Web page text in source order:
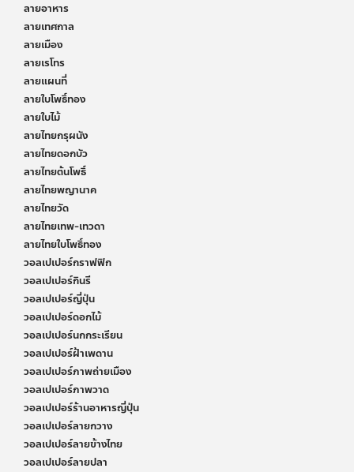
ลายอาหาร
ลายเทศกาล
ลายเมือง
ลายเรโทร
ลายแผนที่
ลายใบโพธิ์ทอง
ลายใบไม้
ลายไทยกรุผนัง
ลายไทยดอกบัว
ลายไทยต้นโพธิ์
ลายไทยพญานาค
ลายไทยวัด
ลายไทยเทพ-เทวดา
ลายไทยใบโพธิ์ทอง
วอลเปเปอร์กราฟฟิก
วอลเปเปอร์กินรี
วอลเปเปอร์ญี่ปุ่น
วอลเปเปอร์ดอกไม้
วอลเปเปอร์นกกระเรียน
วอลเปเปอร์ฝ้าเพดาน
วอลเปเปอร์ภาพถ่ายเมือง
วอลเปเปอร์ภาพวาด
วอลเปเปอร์ร้านอาหารญี่ปุ่น
วอลเปเปอร์ลายกวาง
วอลเปเปอร์ลายข้างไทย
วอลเปเปอร์ลายปลา